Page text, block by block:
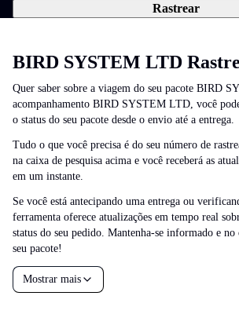
Rastrear
BIRD SYSTEM LTD
Quer saber sobre a viagem do seu pacote BIRD
acompanhamento BIRD SYSTEM LTD, você
o status do seu pacote desde o envio até a entrega.
Tudo o que você precisa é do seu número de
na caixa de pesquisa acima e você receberá as
em um instante.
Se você está antecipando uma entrega ou
ferramenta oferece atualizações em tempo real
status do seu pedido. Mantenha-se informado e
seu pacote!
Mostrar mais